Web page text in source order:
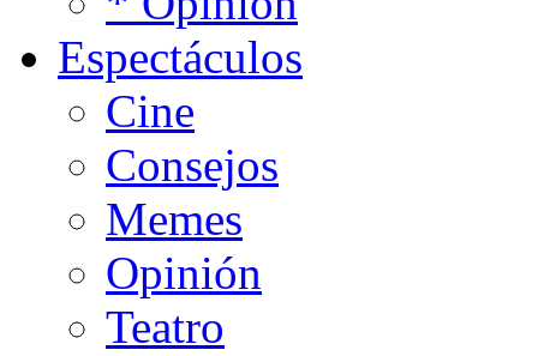
Espectáculos
Cine
Consejos
Memes
Opinión
Teatro